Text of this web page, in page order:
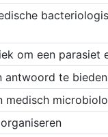
om een parasiet
te